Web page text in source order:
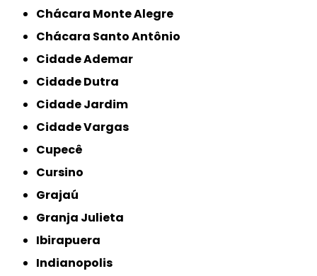
Chácara Monte Alegre
Chácara Santo Antônio
Cidade Ademar
Cidade Dutra
Cidade Jardim
Cidade Vargas
Cupecê
Cursino
Grajaú
Granja Julieta
Ibirapuera
Indianopolis